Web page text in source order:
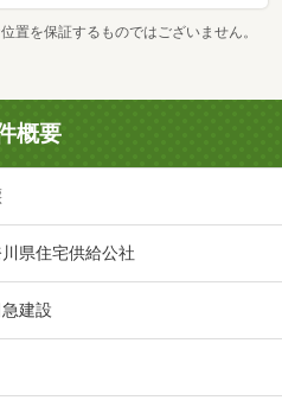
置を保証するものではございません。
概要
県住宅供給公社
建設